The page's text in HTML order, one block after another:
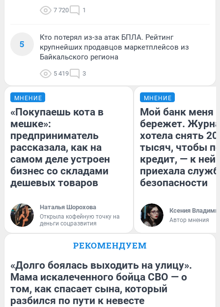
7 720 1
5
Кто потерял из-за атак БПЛА. Рейтинг
крупнейших продавцов маркетплейсов из
Байкальского региона
5 419 3
МНЕНИЕ
«Покупаешь кота в
мешке»:
предприниматель
рассказала, как на
самом деле устроен
бизнес со складами
дешевых товаров
Наталья Шорохова
Открыла кофейную точку на
деньги соцразвития
МНЕНИЕ
Мой банк меня
бережет.
хотела снять
тысяч, чтобы
кредит, — к
приехала
безопасности
Ксения
Автор мнения
РЕКОМЕНДУЕМ
«Долго боялась выходить на улицу».
Мама искалеченного бойца СВО — о
том, как спасает сына, который
разбился по пути к невесте